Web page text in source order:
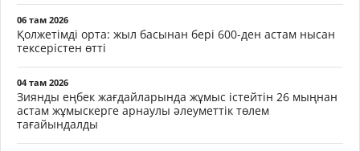
06 там 2026
Қолжетімді орта: жыл басынан бері 600-ден астам нысан
тексерістен өтті
04 там 2026
Зиянды еңбек жағдайларында жұмыс істейтін 26 мыңнан
астам жұмыскерге арнаулы әлеуметтік төлем
тағайындалды